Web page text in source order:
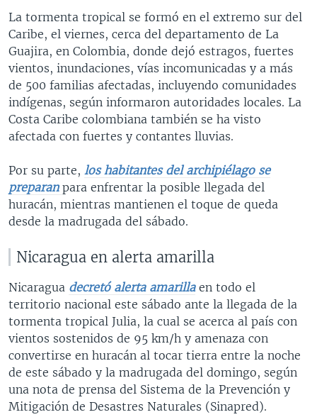
La tormenta tropical se formó en el extremo sur del
Caribe, el viernes, cerca del departamento de La
Guajira, en Colombia, donde dejó estragos, fuertes
vientos, inundaciones, vías incomunicadas y a más
de 500 familias afectadas, incluyendo comunidades
indígenas, según informaron autoridades locales. La
Costa Caribe colombiana también se ha visto
afectada con fuertes y contantes lluvias.
Por su parte, los habitantes del archipiélago se
preparan para enfrentar la posible llegada del
huracán, mientras mantienen el toque de queda
desde la madrugada del sábado.
Nicaragua en alerta amarilla
Nicaragua decretó alerta amarillaen todo el
territorio nacional este sábado ante la llegada de la
tormenta tropical Julia, la cual se acerca al país con
vientos sostenidos de 95 km/h y amenaza con
convertirse en huracán al tocar tierra entre la noche
de este sábado y la madrugada del domingo, según
una nota de prensa del Sistema de la Prevención y
Mitigación de Desastres Naturales (Sinapred).